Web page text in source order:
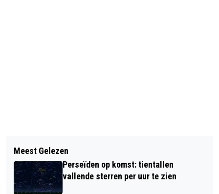
DEZE TIEN WOORDEN STRIJDEN OM
WOORD VAN HET JAAR
RELLEN IN FERGUSON NA BESLUIT
JURY OM AGENT NIET TE VERVOLGEN
Meest Gelezen
Perseïden op komst: tientallen
vallende sterren per uur te zien